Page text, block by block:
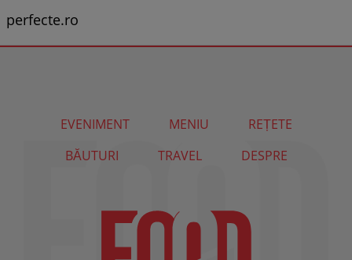
perfecte.ro
EVENIMENT MENIU
REȚETE
BĂUTURI
TRAVEL DESPRE